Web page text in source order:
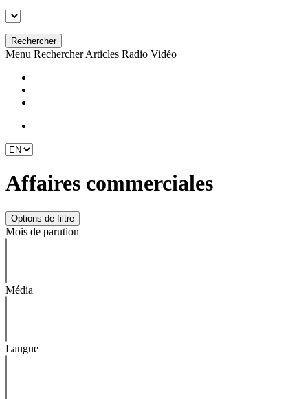
Rechercher
Menu Rechercher Articles Radio Vidéo
Affaires commerciales
Mois de parution
Média
Langue